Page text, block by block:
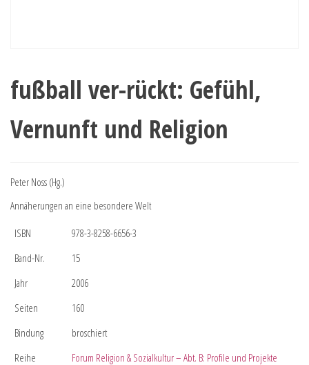
fußball ver-rückt: Gefühl,
Vernunft und Religion
Peter Noss (Hg.)
Annäherungen an eine besondere Welt
ISBN
978-3-8258-6656-3
Band-Nr.
15
Jahr
2006
Seiten
160
Bindung
broschiert
Reihe
Forum Religion & Sozialkultur – Abt. B: Profile und Projekte